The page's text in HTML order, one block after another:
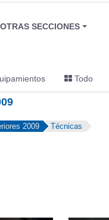
OTRAS SECCIONES
Todo
2009 Técnicas